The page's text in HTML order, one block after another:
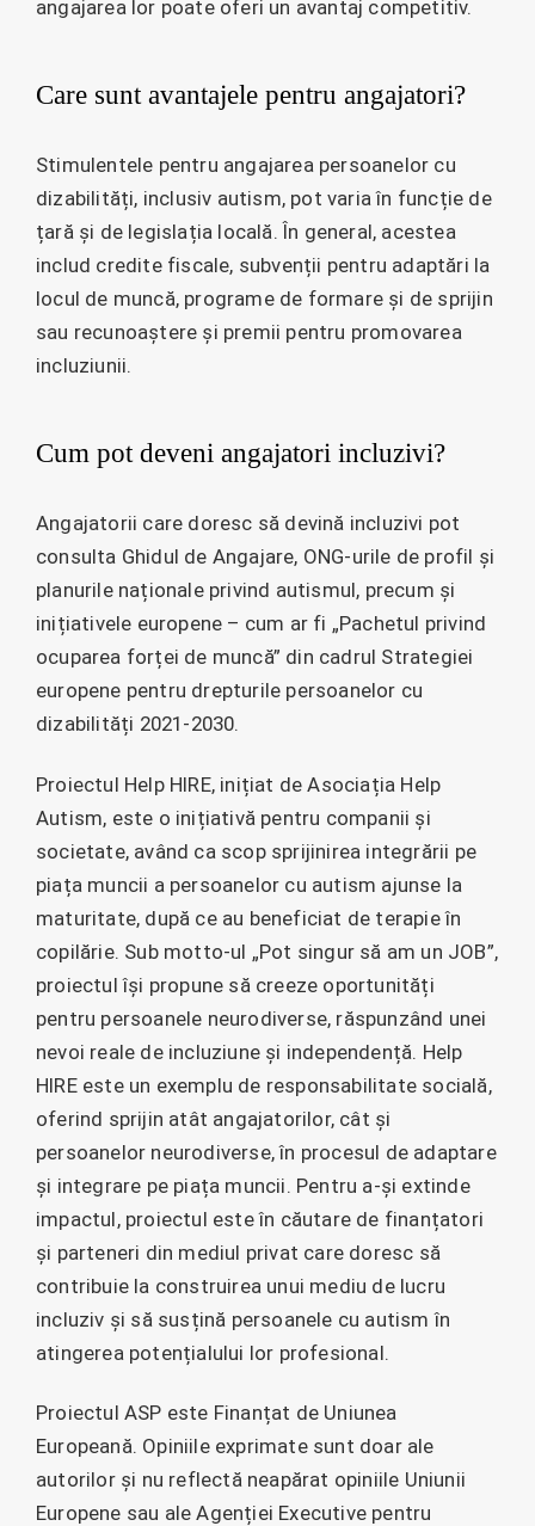
angajarea lor poate oferi un avantaj competitiv.
Care sunt avantajele pentru angajatori?
Stimulentele pentru angajarea persoanelor cu
dizabilități, inclusiv autism, pot varia în funcție de
țară și de legislația locală. În general, acestea
includ credite fiscale, subvenții pentru adaptări la
locul de muncă, programe de formare și de sprijin
sau recunoaștere și premii pentru promovarea
incluziunii.
Cum pot deveni angajatori incluzivi?
Angajatorii care doresc să devină incluzivi pot
consulta Ghidul de Angajare, ONG-urile de profil și
planurile naționale privind autismul, precum și
inițiativele europene – cum ar fi „Pachetul privind
ocuparea forței de muncă” din cadrul Strategiei
europene pentru drepturile persoanelor cu
dizabilități 2021-2030.
Proiectul Help HIRE, inițiat de Asociația Help
Autism, este o inițiativă pentru companii și
societate, având ca scop sprijinirea integrării pe
piața muncii a persoanelor cu autism ajunse la
maturitate, după ce au beneficiat de terapie în
copilărie. Sub motto-ul „Pot singur să am un JOB”,
proiectul își propune să creeze oportunități
pentru persoanele neurodiverse, răspunzând unei
nevoi reale de incluziune și independență. Help
HIRE este un exemplu de responsabilitate socială,
oferind sprijin atât angajatorilor, cât și
persoanelor neurodiverse, în procesul de adaptare
și integrare pe piața muncii. Pentru a-și extinde
impactul, proiectul este în căutare de finanțatori
și parteneri din mediul privat care doresc să
contribuie la construirea unui mediu de lucru
incluziv și să susțină persoanele cu autism în
atingerea potențialului lor profesional.
Proiectul ASP este Finanțat de Uniunea
Europeană. Opiniile exprimate sunt doar ale
autorilor și nu reflectă neapărat opiniile Uniunii
Europene sau ale Agenției Executive pentru